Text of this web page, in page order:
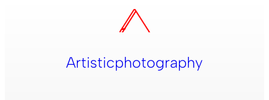
Artisticphotography